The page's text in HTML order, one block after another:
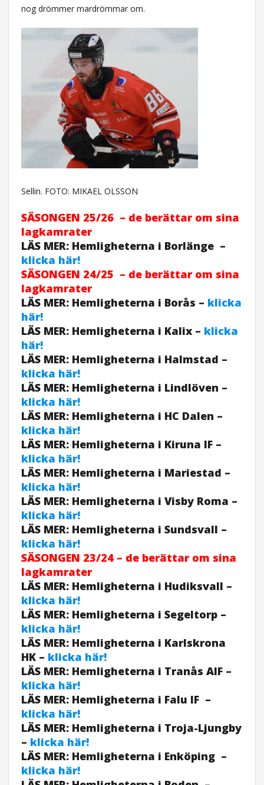
nog drömmer mardrömmar om.
Sellin. FOTO: MIKAEL OLSSON
SÄSONGEN 25/26 – de berättar om sina
lagkamrater
LÄS MER: Hemligheterna i Borlänge –
klicka här!
SÄSONGEN 24/25 – de berättar om sina
lagkamrater
LÄS MER: Hemligheterna i Borås – klicka
här!
LÄS MER: Hemligheterna i Kalix – klicka
här!
LÄS MER: Hemligheterna i Halmstad –
klicka här!
LÄS MER: Hemligheterna i Lindlöven –
klicka här!
LÄS MER: Hemligheterna i HC Dalen –
klicka här!
LÄS MER: Hemligheterna i Kiruna IF –
klicka här!
LÄS MER: Hemligheterna i Mariestad –
klicka här!
LÄS MER: Hemligheterna i Visby Roma –
klicka här!
LÄS MER: Hemligheterna i Sundsvall –
klicka här!
SÄSONGEN 23/24 – de berättar om sina
lagkamrater
LÄS MER: Hemligheterna i Hudiksvall –
klicka här!
LÄS MER: Hemligheterna i Segeltorp –
klicka här!
LÄS MER: Hemligheterna i Karlskrona
HK – klicka här!
LÄS MER: Hemligheterna i Tranås AIF –
klicka här!
LÄS MER: Hemligheterna i Falu IF –
klicka här!
LÄS MER: Hemligheterna i Troja-Ljungby
– klicka här!
LÄS MER: Hemligheterna i Enköping –
klicka här!